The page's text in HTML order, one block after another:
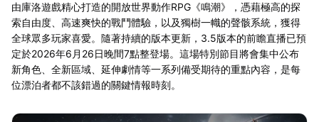
由庫洛遊戲精心打造的開放世界動作RPG《鳴潮》，憑藉極高的探
索自由度、高速爽快的戰鬥體驗，以及獨樹一幟的聲骸系統，獲得
全球眾多玩家喜愛。隨著持續的版本更新，3.5版本的前瞻直播已預
定於2026年6月26日晚間7點整登場。這場特別節目將會集中公布
新角色、全新區域、延伸劇情等一系列備受期待的重點內容，是每
位漂泊者都不該錯過的關鍵情報時刻。